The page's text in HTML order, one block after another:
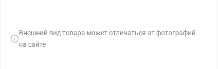
Внешний вид товара может отличаться от фотографий
на сайте